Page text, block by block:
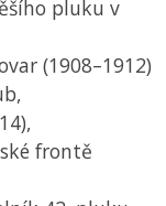
pluku v
(1908–1912)
frontě